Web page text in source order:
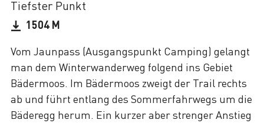
Vom Jaunpass (Ausgangspunkt Camping) gelangt
man dem Winterwanderweg folgend ins Gebiet
Bädermoos. Im Bädermoos zweigt der Trail rechts
ab und führt entlang des Sommerfahrwegs um die
Bäderegg herum. Ein kurzer aber strenger Anstieg
Tiefster Punkt
1504 M